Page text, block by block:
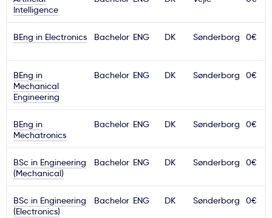
Gdzie studiować?
Ważne
Usługi
Dlaczego Kastu?
Aktualności
Intelligence
BEng in Electronics Bachelor ENG DK Sønderborg 0€
BEng in
Mechanical
Engineering
Bachelor ENG DK Sønderborg 0€
BEng in
Mechatronics
Bachelor ENG DK Sønderborg 0€
BSc in Engineering
(Mechanical)
Bachelor ENG DK Sønderborg 0€
BSc in Engineering
(Electronics)
Bachelor ENG DK Sønderborg 0€